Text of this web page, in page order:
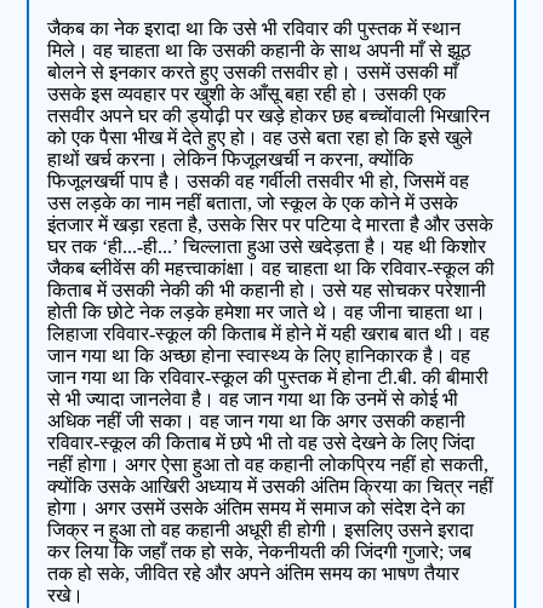
जैकब का नेक इरादा था कि उसे भी रविवार की पुस्तक में स्थान
मिले। वह चाहता था कि उसकी कहानी के साथ अपनी माँ से झूठ
बोलने से इनकार करते हुए उसकी तसवीर हो। उसमें उसकी माँ
उसके इस व्यवहार पर खुशी के आँसू बहा रही हो। उसकी एक
तसवीर अपने घर की ड्योढ़ी पर खड़े होकर छह बच्चोंवाली भिखारिन
को एक पैसा भीख में देते हुए हो। वह उसे बता रहा हो कि इसे खुले
हाथों खर्च करना। लेकिन फिजूलखर्ची न करना, क्योंकि
फिजूलखर्ची पाप है। उसकी वह गर्वीली तसवीर भी हो, जिसमें वह
उस लड़के का नाम नहीं बताता, जो स्कूल के एक कोने में उसके
इंतजार में खड़ा रहता है, उसके सिर पर पटिया दे मारता है और उसके
घर तक ‘ही...-ही...’ चिल्लाता हुआ उसे खदेड़ता है। यह थी किशोर
जैकब ब्लीवेंस की महत्त्वाकांक्षा। वह चाहता था कि रविवार-स्कूल की
किताब में उसकी नेकी की भी कहानी हो। उसे यह सोचकर परेशानी
होती कि छोटे नेक लड़के हमेशा मर जाते थे। वह जीना चाहता था।
लिहाजा रविवार-स्कूल की किताब में होने में यही खराब बात थी। वह
जान गया था कि अच्छा होना स्वास्थ्य के लिए हानिकारक है। वह
जान गया था कि रविवार-स्कूल की पुस्तक में होना टी.बी. की बीमारी
से भी ज्यादा जानलेवा है। वह जान गया था कि उनमें से कोई भी
अधिक नहीं जी सका। वह जान गया था कि अगर उसकी कहानी
रविवार-स्कूल की किताब में छपे भी तो वह उसे देखने के लिए जिंदा
नहीं होगा। अगर ऐसा हुआ तो वह कहानी लोकप्रिय नहीं हो सकती,
क्योंकि उसके आखिरी अध्याय में उसकी अंतिम क्रिया का चित्र नहीं
होगा। अगर उसमें उसके अंतिम समय में समाज को संदेश देने का
जिक्र न हुआ तो वह कहानी अधूरी ही होगी। इसलिए उसने इरादा
कर लिया कि जहाँ तक हो सके, नेकनीयती की जिंदगी गुजारे; जब
तक हो सके, जीवित रहे और अपने अंतिम समय का भाषण तैयार
रखे।